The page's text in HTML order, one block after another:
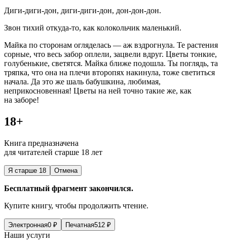
Диги-диги-дон, диги-диги-дон, дон-дон-дон.
Звон тихий откуда-то, как колокольчик маленький.
Майка по сторонам огляделась — аж вздрогнула. Те растения
сорные, что весь забор оплели, зацвели вдруг. Цветы тонкие,
голубенькие, светятся. Майка ближе подошла. Ты поглядь, та
тряпка, что она на плечи второпях накинула, тоже светиться
начала. Да это же шаль бабушкина, любимая,
неприкосновенная! Цветы на ней точно такие же, как
на заборе!
18+
Книга предназначена
для читателей старше 18 лет
Я старше 18 Отмена
Бесплатный фрагмент закончился.
Купите книгу, чтобы продолжить чтение.
Электронная0 ₽ Печатная512 ₽
Наши услуги